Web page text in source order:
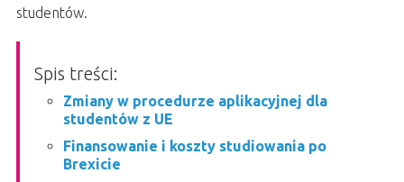
studentów.
Spis treści:
Zmiany w procedurze aplikacyjnej dla
studentów z UE
Finansowanie i koszty studiowania po
Brexicie